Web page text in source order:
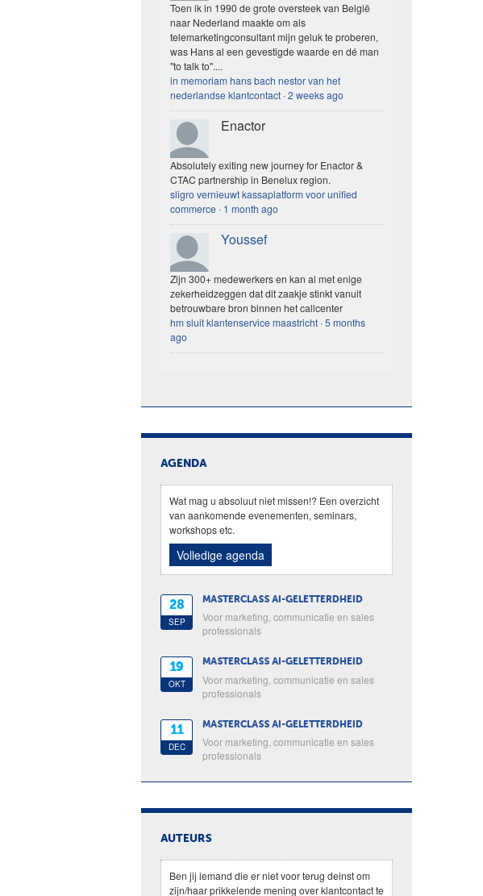
Toen ik in 1990 de grote oversteek van België
naar Nederland maakte om als
telemarketingconsultant mijn geluk te proberen,
was Hans al een gevestigde waarde en dé man
"to talk to"....
in memoriam hans bach nestor van het
nederlandse klantcontact ·2 weeks ago
Enactor
Absolutely exiting new journey for Enactor &
CTAC partnership in Benelux region.
sligro vernieuwt kassaplatform voor unified
commerce · 1 month ago
Youssef
Zijn 300+ medewerkers en kan al met enige
zekerheidzeggen dat dit zaakje stinkt vanuit
betrouwbare bron binnen het callcenter
hm sluit klantenservice maastricht ·5 months
ago
AGENDA
Wat mag u absoluut niet missen!? Een overzicht
van aankomende evenementen, seminars,
workshops etc.
Volledige agenda
28
SEP
MASTERCLASS AI-GELETTERDHEID
Voor marketing, communicatie en sales
professionals
19
OKT
MASTERCLASS AI-GELETTERDHEID
Voor marketing, communicatie en sales
professionals
11
DEC
MASTERCLASS AI-GELETTERDHEID
Voor marketing, communicatie en sales
professionals
AUTEURS
Ben jij iemand die er niet voor terug deinst om
zijn/haar prikkelende mening over klantcontact te